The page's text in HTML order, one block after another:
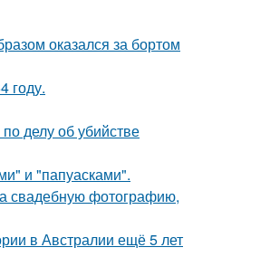
оказался за бортом
году.
делу об убийстве
и "папуасками".
свадебную фотографию,
в Австралии ещё 5 лет